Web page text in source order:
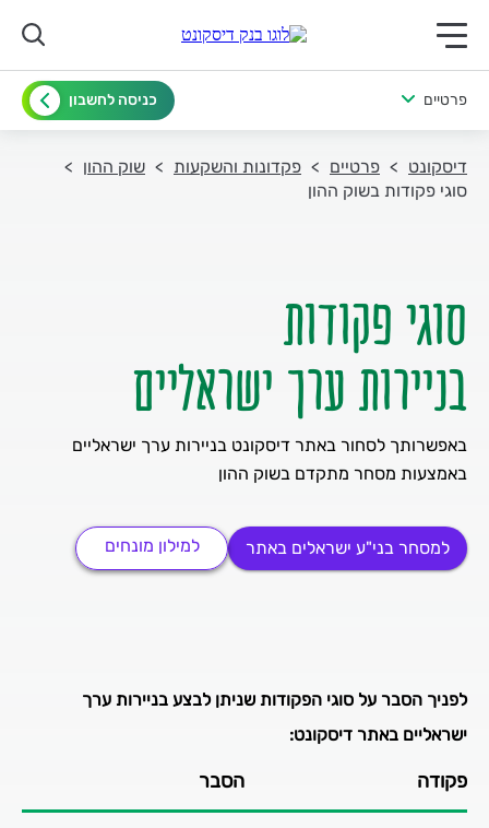
תפריט ראשי לנייד
פרטיים כניסה לחשבון
דיסקונט פרטיים פקדונות והשקעות
שוק ההון
סוגי פקודות בשוק ההון
בניירות ערך ישראליים
באפשרותך לסחור באתר דיסקונט בניירות ערך ישראליים
באמצעות מסחר מתקדם בשוק ההון
למסחר בני"ע ישראלים באתר למילון מונחים
לפניך הסבר על סוגי הפקודות שניתן לבצע בניירות ערך
ישראליים באתר דיסקונט:
פקודה הסבר